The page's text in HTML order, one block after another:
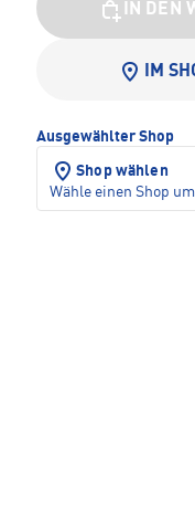
IN DEN
IM
Ausgewählter Shop
Shop wählen
Wähle einen Shop